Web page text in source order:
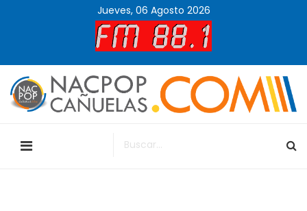
Jueves, 06 Agosto 2026